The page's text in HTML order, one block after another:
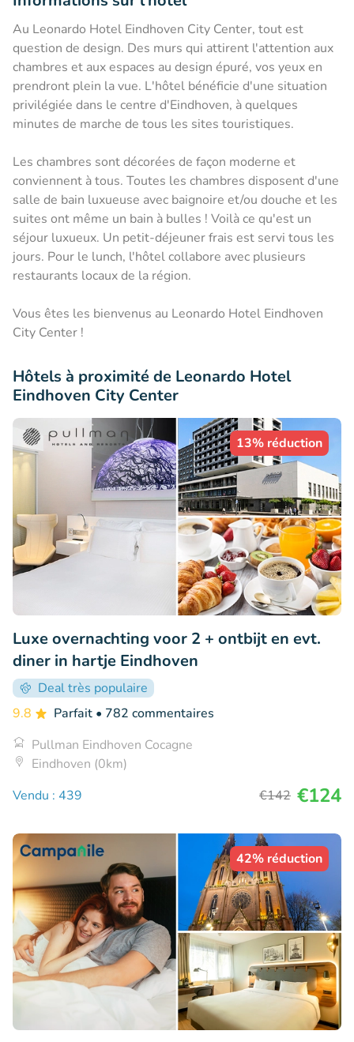
Au Leonardo Hotel Eindhoven City Center, tout est
question de design. Des murs qui attirent l'attention aux
chambres et aux espaces au design épuré, vos yeux en
prendront plein la vue. L'hôtel bénéficie d'une situation
privilégiée dans le centre d'Eindhoven, à quelques
minutes de marche de tous les sites touristiques.
Les chambres sont décorées de façon moderne et
conviennent à tous. Toutes les chambres disposent d'une
salle de bain luxueuse avec baignoire et/ou douche et les
suites ont même un bain à bulles ! Voilà ce qu'est un
séjour luxueux. Un petit-déjeuner frais est servi tous les
jours. Pour le lunch, l'hôtel collabore avec plusieurs
restaurants locaux de la région.
Vous êtes les bienvenus au Leonardo Hotel Eindhoven
City Center !
Hôtels à proximité de Leonardo Hotel
Eindhoven City Center
13% réduction
Luxe overnachting voor 2 + ontbijt en evt.
diner in hartje Eindhoven
Deal très populaire
9.8
Parfait • 782 commentaires
Pullman Eindhoven Cocagne
Eindhoven (0km)
Vendu : 439
€142 €124
42% réduction